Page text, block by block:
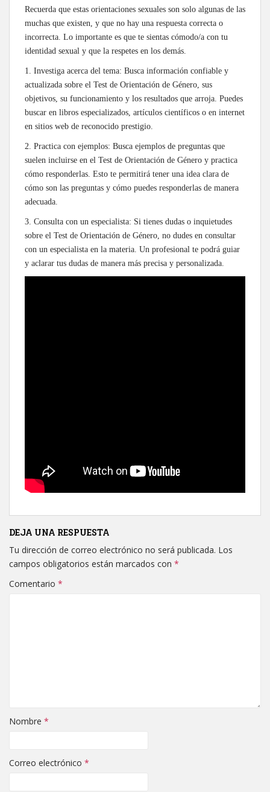
Recuerda que estas orientaciones sexuales son solo algunas de las
muchas que existen, y que no hay una respuesta correcta o
incorrecta. Lo importante es que te sientas cómodo/a con tu
identidad sexual y que la respetes en los demás.
1. Investiga acerca del tema: Busca información confiable y
actualizada sobre el Test de Orientación de Género, sus
objetivos, su funcionamiento y los resultados que arroja. Puedes
buscar en libros especializados, artículos científicos o en internet
en sitios web de reconocido prestigio.
2. Practica con ejemplos: Busca ejemplos de preguntas que
suelen incluirse en el Test de Orientación de Género y practica
cómo responderlas. Esto te permitirá tener una idea clara de
cómo son las preguntas y cómo puedes responderlas de manera
adecuada.
3. Consulta con un especialista: Si tienes dudas o inquietudes
sobre el Test de Orientación de Género, no dudes en consultar
con un especialista en la materia. Un profesional te podrá guiar
y aclarar tus dudas de manera más precisa y personalizada.
DEJA UNA RESPUESTA
Tu dirección de correo electrónico no será publicada. Los
campos obligatorios están marcados con *
Comentario *
Nombre *
Correo electrónico *